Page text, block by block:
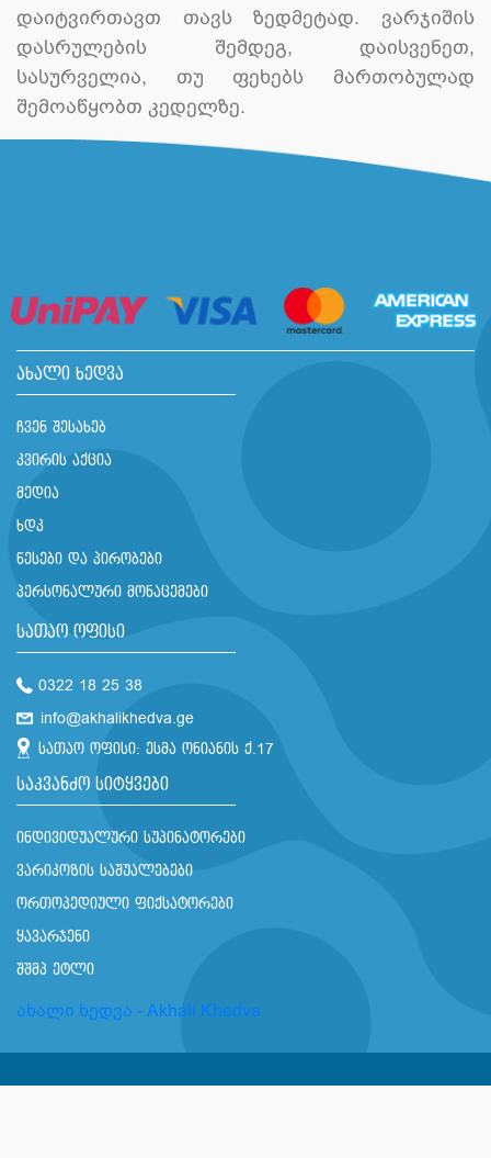
დაიტვირთავთ თავს ზედმეტად. ვარჯიშის
დასრულების შემდეგ, დაისვენეთ,
სასურველია, თუ ფეხებს მართობულად
შემოაწყობთ კედელზე.
ახალი ხედვა
ჩვენ შესახებ
კვირის აქცია
მედია
ხდკ
წესები და პირობები
პერსონალური მონაცემები
სათაო ოფისი
0322 18 25 38
info@akhalikhedva.ge
სათაო ოფისი: ესმა ონიანის ქ.17
საკვანძო სიტყვები
ინდივიდუალური სუპინატორები
ვარიკოზის საშუალებები
ორთოპედიული ფიქსატორები
ყავარჯენი
შშმპ ეტლი
ახალი ხედვა - Akhali Khedva